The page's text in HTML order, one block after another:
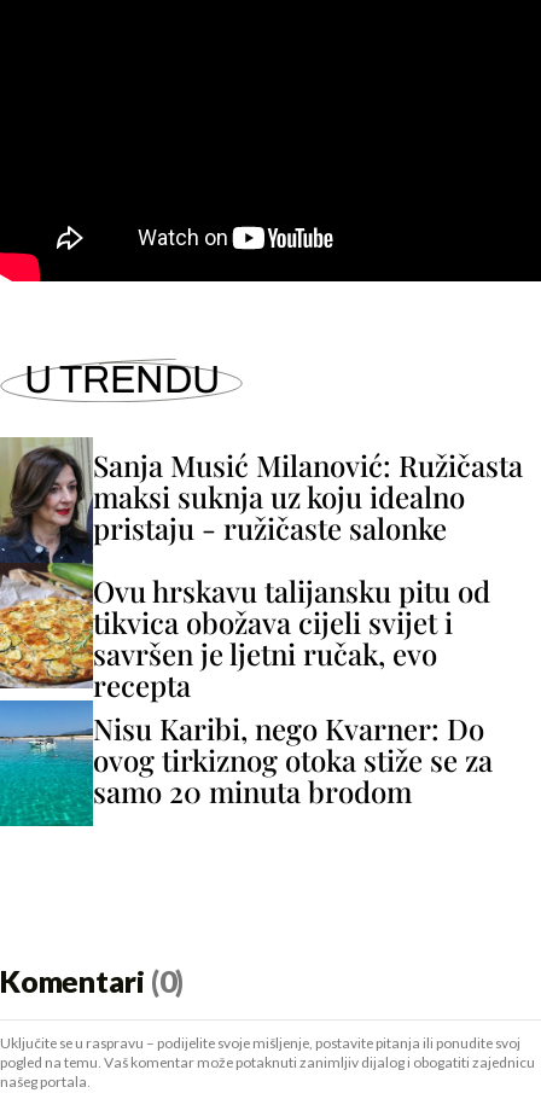
U TRENDU
Sanja Musić Milanović: Ružičasta
maksi suknja uz koju idealno
pristaju - ružičaste salonke
Ovu hrskavu talijansku pitu od
tikvica obožava cijeli svijet i
savršen je ljetni ručak, evo
recepta
Nisu Karibi, nego Kvarner: Do
ovog tirkiznog otoka stiže se za
samo 20 minuta brodom
Komentari (0)
Uključite se u raspravu – podijelite svoje mišljenje, postavite pitanja ili ponudite svoj
pogled na temu. Vaš komentar može potaknuti zanimljiv dijalog i obogatiti zajednicu
našeg portala.